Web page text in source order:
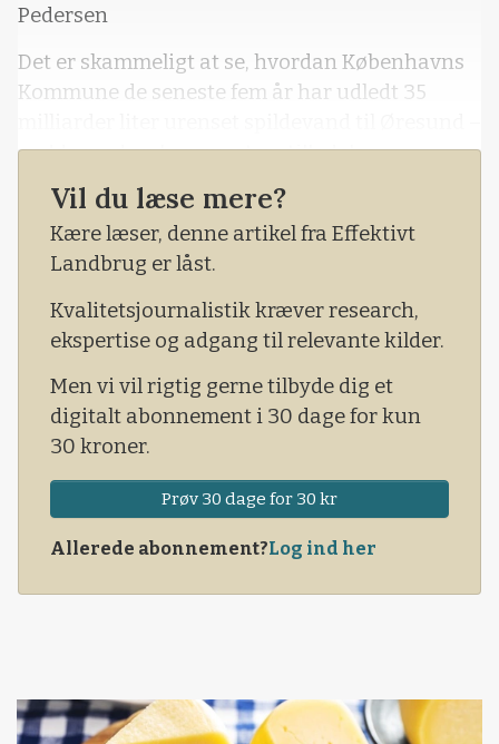
Pedersen
Det er skammeligt at se, hvordan Københavns
Kommune de seneste fem år har udledt 35
endda med en borgmesters tilladelse.
Det sker i alle kommuner, at der løber urenset,
spildevand ud i vandmiljøet. Både fordi det
løber over, når det regner meget, og fordi
Vil du læse mere?
Kære læser, denne artikel fra Effektivt
Landbrug er låst.
Kvalitetsjournalistik kræver research,
ekspertise og adgang til relevante kilder.
Men vi vil rigtig gerne tilbyde dig et
digitalt abonnement i 30 dage for kun
30 kroner.
Prøv 30 dage for 30 kr
Allerede abonnement?Log ind her